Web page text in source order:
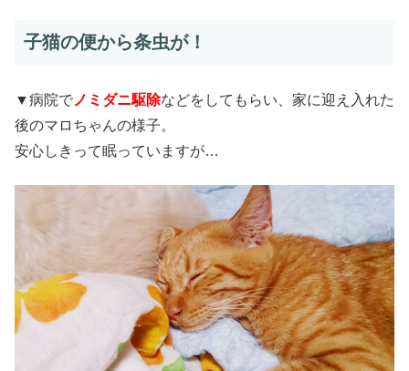
子猫の便から条虫が！
▼病院で ノミダニ駆除などをしてもらい、家に迎え入れた
後のマロちゃんの様子。
安心しきって眠っていますが…